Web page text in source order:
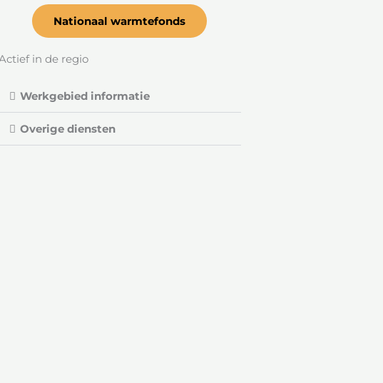
Nationaal warmtefonds
in de regio
Werkgebied informatie
Overige diensten